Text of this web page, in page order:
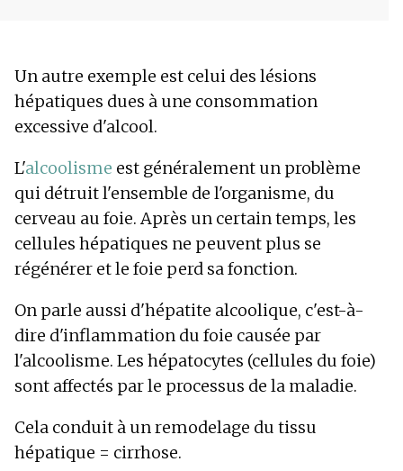
Un autre exemple est celui des lésions
hépatiques dues à une consommation
excessive d'alcool.
L'alcoolisme est généralement un problème
qui détruit l'ensemble de l'organisme, du
cerveau au foie. Après un certain temps, les
cellules hépatiques ne peuvent plus se
régénérer et le foie perd sa fonction.
On parle aussi d'hépatite alcoolique, c'est-à-
dire d'inflammation du foie causée par
l'alcoolisme. Les hépatocytes (cellules du foie)
sont affectés par le processus de la maladie.
Cela conduit à un remodelage du tissu
hépatique = cirrhose.